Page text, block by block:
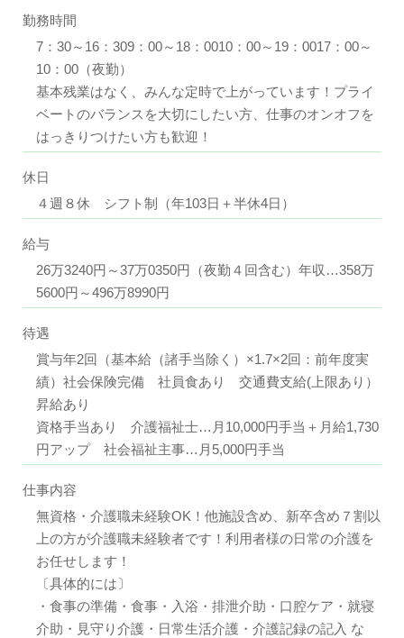
勤務時間
7：30～16：309：00～18：0010：00～19：0017：00～
10：00（夜勤）
基本残業はなく、みんな定時で上がっています！プライ
ベートのバランスを大切にしたい方、仕事のオンオフを
はっきりつけたい方も歓迎！
休日
４週８休 シフト制（年103日＋半休4日）
給与
26万3240円～37万0350円（夜勤４回含む）年収…358万
5600円～496万8990円
待遇
賞与年2回（基本給（諸手当除く）×1.7×2回：前年度実
績）社会保険完備 社員食あり 交通費支給(上限あり）
昇給あり
資格手当あり 介護福祉士…月10,000円手当＋月給1,730
円アップ 社会福祉主事…月5,000円手当
仕事内容
無資格・介護職未経験OK！他施設含め、新卒含め７割以
上の方が介護職未経験者です！利用者様の日常の介護を
お任せします！
〔具体的には〕
・食事の準備・食事・入浴・排泄介助・口腔ケア・就寝
介助・見守り介護・日常生活介護・介護記録の記入 な